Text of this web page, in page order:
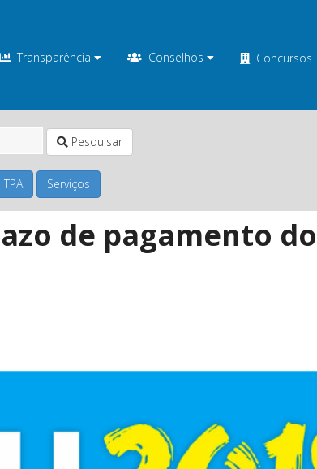
Transparência Conselhos Concursos
Pesquisar
TPA Serviços
de pagamento do